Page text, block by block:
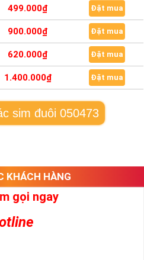
499.000₫ Đặt mua
900.000₫ Đặt mua
620.000₫ Đặt mua
1.400.000₫ Đặt mua
sim đuôi 050473
KHÁCH HÀNG
gọi ngay